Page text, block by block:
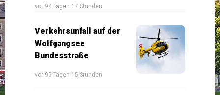
vor 94 Tagen 17 Stunden
Verkehrsunfall auf der
Wolfgangsee
Bundesstraße
vor 95 Tagen 15 Stunden